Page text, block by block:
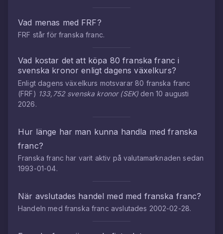
Vad menas med FRF?
FRF står för franska franc.
Vad kostar det att köpa 80franska franc i
svenska kronor enligt dagens växelkurs?
Enligt dagens växelkurs motsvarar 80 franska franc
(FRF) 133,752 svenska kronor(SEK) den 10 augusti
2026.
Hur länge har man kunna handla medfranska
franc?
Franska franc har varit aktiv på valutamarknaden sedan
1993-01-04.
När avslutades handel med med franska franc?
Handeln med franska franc avslutades 2002-02-28.